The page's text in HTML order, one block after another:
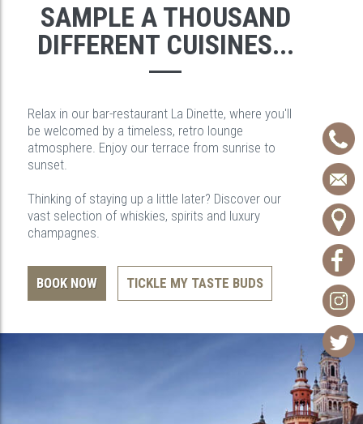
SAMPLE A THOUSAND
DIFFERENT CUISINES...
Relax in our bar-restaurant La Dinette, where you'll
be welcomed by a timeless, retro lounge
atmosphere. Enjoy our terrace from sunrise to
sunset.
Thinking of staying up a little later? Discover our
vast selection of whiskies, spirits and luxury
champagnes.
BOOK NOW TICKLE MY TASTE BUDS